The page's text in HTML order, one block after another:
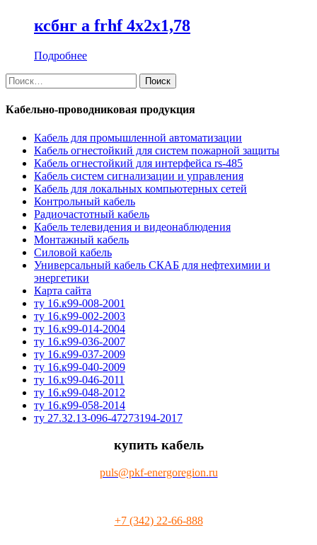
ксбнг а frhf 4х2х1,78
Подробнее
Найти:
Кабельно-проводниковая продукция
Кабель для промышленной автоматизации
Кабель огнестойкий для систем пожарной защиты
Кабель огнестойкий для интерфейса rs-485
Кабель систем сигнализации и управления
Кабель для локальных компьютерных сетей
Контрольный кабель
Радиочастотный кабель
Кабель телевидения и видеонаблюдения
Монтажный кабель
Силовой кабель
Универсальный кабель СКАБ для нефтехимии и
энергетики
Карта сайта
ту 16.к99-008-2001
ту 16.к99-002-2003
ту 16.к99-014-2004
ту 16.к99-036-2007
ту 16.к99-037-2009
ту 16.к99-040-2009
ту 16.к99-046-2011
ту 16.к99-048-2012
ту 16.к99-058-2014
ту 27.32.13-096-47273194-2017
купить кабель
puls@pkf-energoregion.ru
+7 (342) 22-66-888